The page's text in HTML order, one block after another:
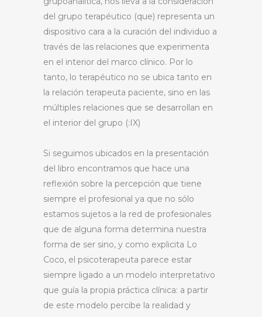
del grupo terapéutico (que) representa un
dispositivo cara a la curación del individuo a
través de las relaciones que experimenta
en el interior del marco clínico. Por lo
tanto, lo terapéutico no se ubica tanto en
la relación terapeuta paciente, sino en las
múltiples relaciones que se desarrollan en
el interior del grupo (:IX)
Si seguimos ubicados en la presentación
del libro encontramos que hace una
reflexión sobre la percepción que tiene
siempre el profesional ya que no sólo
estamos sujetos a la red de profesionales
que de alguna forma determina nuestra
forma de ser sino, y como explicita Lo
Coco, el psicoterapeuta parece estar
siempre ligado a un modelo interpretativo
que guía la propia práctica clínica: a partir
de este modelo percibe la realidad y